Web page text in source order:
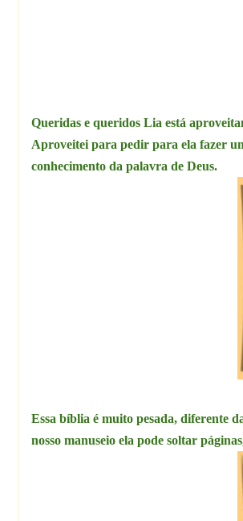
Queridas e queridos Lia está
Aproveitei para pedir para ela fazer
conhecimento da palavra de Deus.
Essa bíblia é muito pesada, diferente
nosso manuseio ela pode soltar